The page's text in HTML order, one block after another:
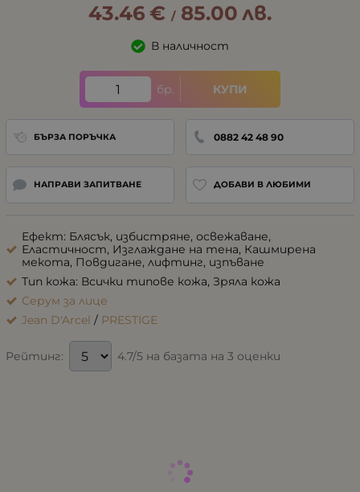
43.46 € / 85.00 лв.
В наличност
бр. КУПИ
БЪРЗА ПОРЪЧКА 0882 42 48 90
НАПРАВИ ЗАПИТВАНЕ ДОБАВИ В ЛЮБИМИ
Ефект: Блясък, избистряне, освежаване,
Еластичност, Изглаждане на тена, Кашмирена
мекота, Повдигане, лифтинг, изпъване
Тип кожа: Всички типове кожа, Зряла кожа
Серум за лице
Jean D'Arcel / PRESTIGE
Рейтинг: 4.7/5 на базата на 3 оценки